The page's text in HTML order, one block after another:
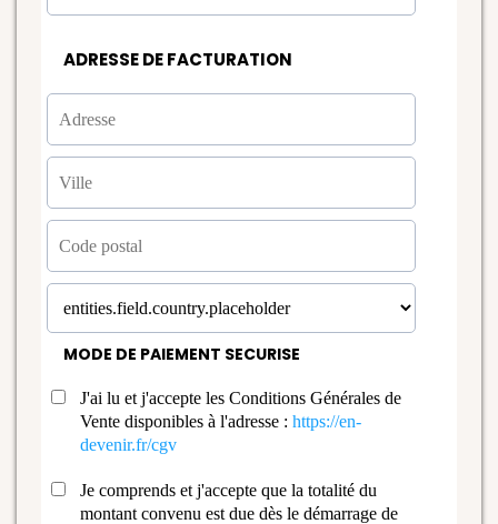
ADRESSE DE FACTURATION
MODE DE PAIEMENT SECURISE
J'ai lu et j'accepte les Conditions Générales de
Vente disponibles à l'adresse : https://en-
devenir.fr/cgv
Je comprends et j'accepte que la totalité du
montant convenu est due dès le démarrage de